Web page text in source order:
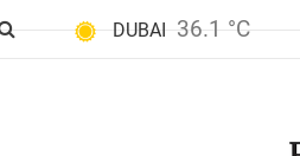
DUBAI 36.1 °C